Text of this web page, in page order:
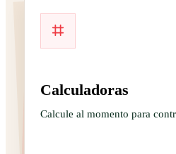
Calculadoras
Calcule al momento para